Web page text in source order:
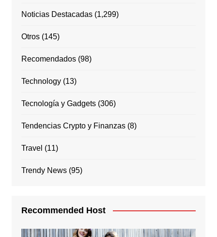
Noticias Destacadas(1,299)
Otros(145)
Recomendados(98)
Technology(13)
Tecnología y Gadgets(306)
Tendencias Crypto y Finanzas(8)
Travel (11)
Trendy News(95)
Recommended Host